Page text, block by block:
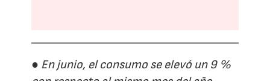
● En junio, el consumo se elevó un 9 %